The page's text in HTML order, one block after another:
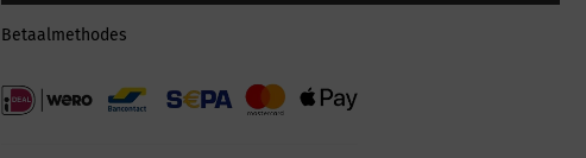
Betaalmethodes